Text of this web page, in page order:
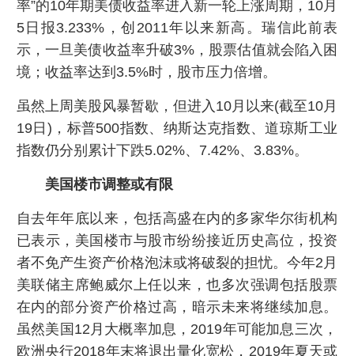
率”的10年期美债收益率进入新一轮上涨周期，10月
5日报3.233%，创2011年以来新高。瑞信此前表
示，一旦美债收益率升破3%，股票估值就会陷入困
境；收益率达到3.5%时，股市压力倍增。
虽然上周美股风暴暂歇，但进入10月以来(截至10月
19日)，标普500指数、纳斯达克指数、道琼斯工业
指数仍分别累计下跌5.02%、7.42%、3.83%。
美国楼市调整或有限
自去年年底以来，包括高盛在内的多家华尔街机构
已表示，美国楼市与股市纷纷接近历史高位，投资
者不免产生资产价格泡沫或将破裂的担忧。今年2月
美联储主席鲍威尔上任以来，也多次强调包括股票
在内的部分资产价格过高，暗示未来将继续加息。
虽然美国12月大概率加息，2019年可能加息三次，
欧洲央行2018年末将退出量化宽松，2019年夏天或